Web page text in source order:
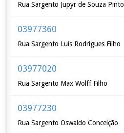
Rua Sargento Jupyr de Souza Pinto
03977360
Rua Sargento Luís Rodrigues Filho
03977020
Rua Sargento Max Wolff Filho
03977230
Rua Sargento Oswaldo Conceição